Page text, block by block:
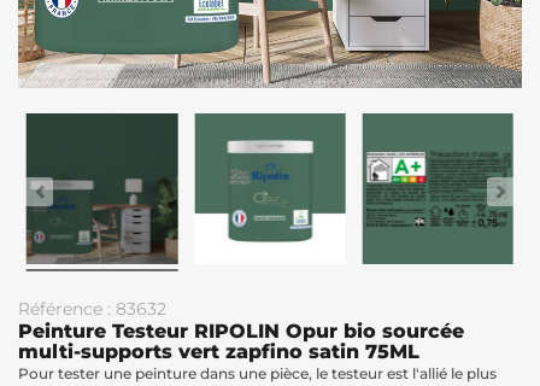
Référence : 83632
Peinture Testeur RIPOLIN Opur bio sourcée
multi-supports vert zapfino satin 75ML
Pour tester une peinture dans une pièce, le testeur est l'allié le plus